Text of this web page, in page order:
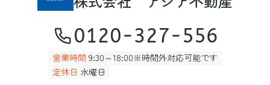
0120-327-556
営業時間 9:30～18:00※時間外対応可能です
定休日 水曜日